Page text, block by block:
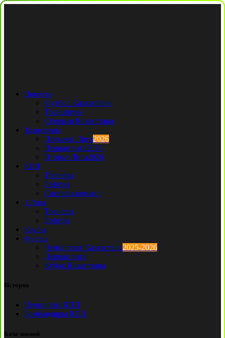
Новости
Футбол Казахстана
Трансферы
Сборная Казахстана
Трансферы
Премьер Лига2026
Первая лига2026
Вторая Лига2026
КПЛ
Тренеры
Рефери
Составы команд
1 Лига
Тренеры
Рефери
Клубы
Футзал
Чемпионат Казахстана2025-2026
Первая лига
Кубок Казахстана
История
Чемпионы КПЛ
Бомбардиры КПЛ
База знаний